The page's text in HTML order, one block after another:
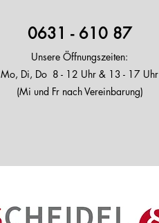
0631 - 610 87
Unsere Öffnungszeiten:
Mo, Di, Do 8 - 12 Uhr & 13 - 17 Uhr
(Mi und Fr nach Vereinbarung)